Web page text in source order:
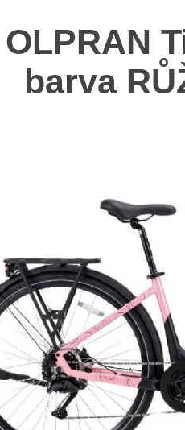
OLPRAN
barva